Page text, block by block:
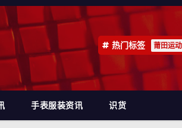
热门标签 莆田运
手表服装资讯 识货